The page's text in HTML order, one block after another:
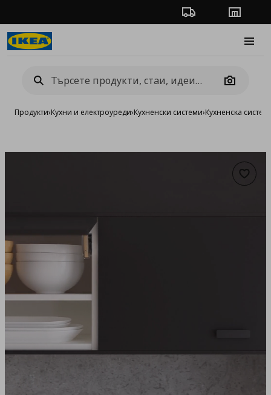
Проследяване на
Camera
Продукти›Кухни и електроуреди›Кухненски системи›Кухненска